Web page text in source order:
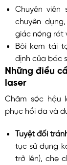
Chuyên
chuyên
giác nóng rát
Bôi kem tái
định của bác
Những điều
laser
Chăm sóc hậu
phục hồi da và
Tuyệt đối
tục sử dụng
trở lên), che